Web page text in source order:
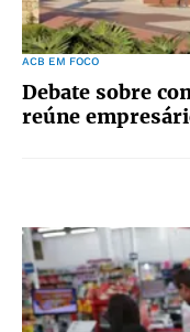
ACB EM FOCO
Debate sobre
reúne